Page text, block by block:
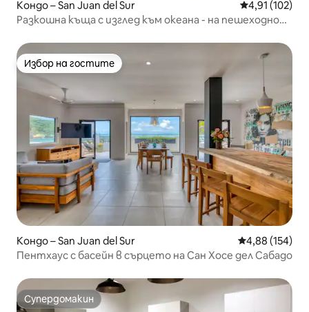
Кондо – San Juan del Sur Средна
4,91 (102)
Разкошна къща с изглед към океана - на пешеходно
Избор на гостите
Избор на гостите
Кондо – San Juan del Sur Средна
4,88 (154)
Пентхаус с басейн в сърцето на Сан Хосе дел Сабадо
Супердомакин
Супердомакин